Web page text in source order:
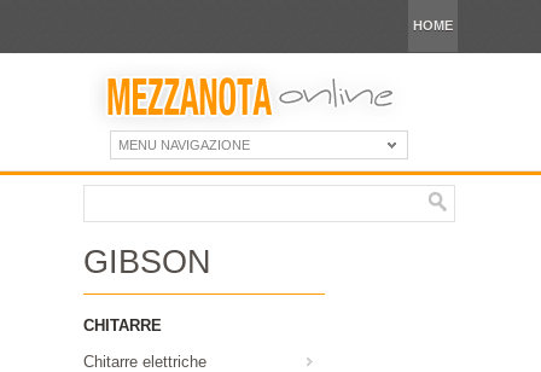
HOME
MENU NAVIGAZIONE
GIBSON
CHITARRE
Chitarre elettriche